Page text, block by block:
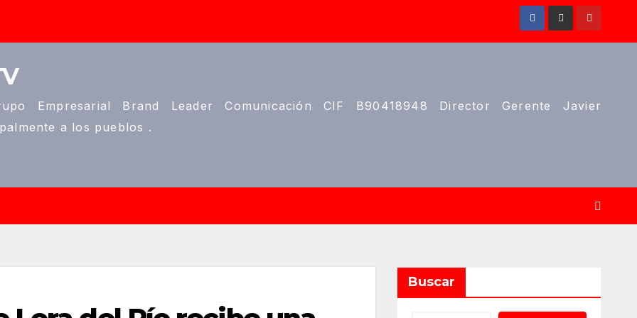
Empresarial Brand Leader Comunicación CIF B90418948 Director Gerente Javier
a los pueblos .
Buscar